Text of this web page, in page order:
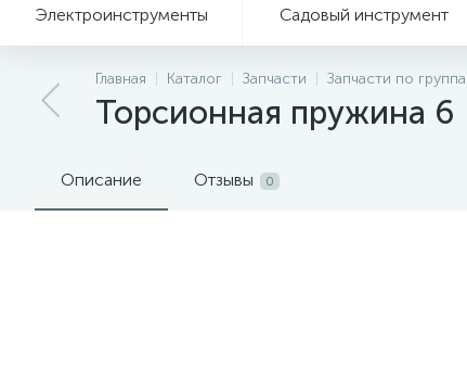
Электроинструменты Садовый инструмент
Главная Каталог Запчасти Запчасти по
Торсионная пружина 6
Описание Отзывы 0